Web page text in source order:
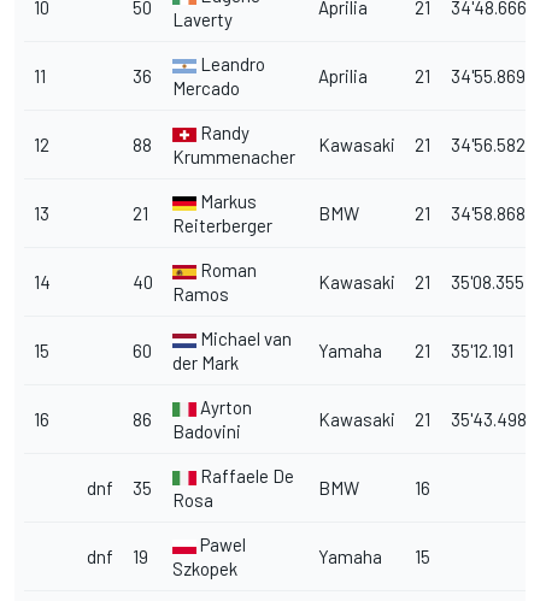
10 50
Laverty
Aprilia 21 34'48.666
11 36
Leandro
Mercado
Aprilia 21 34'55.869
12 88
Randy
Krummenacher
Kawasaki 21 34'56.582
13 21
Markus
Reiterberger
BMW 21 34'58.868
14 40
Roman
Ramos
Kawasaki 21 35'08.355
15 60
Michael van
der Mark
Yamaha 21 35'12.191
16 86
Ayrton
Badovini
Kawasaki 21 35'43.498
dnf 35
Raffaele De
Rosa
BMW 16
dnf 19
Pawel
Szkopek
Yamaha 15